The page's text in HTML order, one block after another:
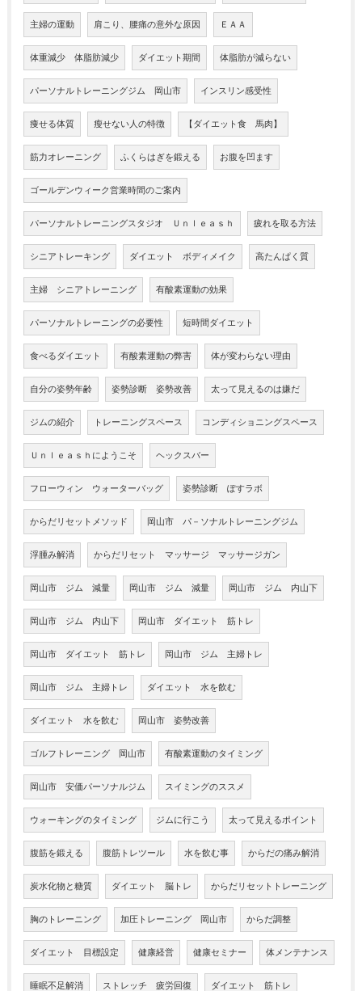
主婦の運動 肩こり、腰痛の意外な原因 ＥＡＡ
体重減少 体脂肪減少 ダイエット期間 体脂肪が減らない
パーソナルトレーニングジム 岡山市 インスリン感受性
痩せる体質 瘦せない人の特徴 【ダイエット食 馬肉】
筋力オレーニング ふくらはぎを鍛える お腹を凹ます
ゴールデンウィーク営業時間のご案内
パーソナルトレーニングスタジオ Ｕｎｌｅａｓｈ 疲れを取る方法
シニアトレーキング ダイエット ボディメイク 高たんぱく質
主婦 シニアトレーニング 有酸素運動の効果
パーソナルトレーニングの必要性 短時間ダイエット
食べるダイエット 有酸素運動の弊害 体が変わらない理由
自分の姿勢年齢 姿勢診断 姿勢改善 太って見えるのは嫌だ
ジムの紹介 トレーニングスペース コンディショニングスペース
Ｕｎｌｅａｓｈにようこそ ヘックスバー
フローウィン ウォーターバッグ 姿勢診断 ぽすラボ
からだリセットメソッド 岡山市 パ－ソナルトレーニングジム
浮腫み解消 からだリセット マッサージ マッサージガン
岡山市 ジム 減量 岡山市 ジム 減量 岡山市 ジム 内山下
岡山市 ジム 内山下 岡山市 ダイエット 筋トレ
岡山市 ダイエット 筋トレ 岡山市 ジム 主婦トレ
岡山市 ジム 主婦トレ ダイエット 水を飲む
ダイエット 水を飲む 岡山市 姿勢改善
ゴルフトレーニング 岡山市 有酸素運動のタイミング
岡山市 安価パーソナルジム スイミングのススメ
ウォーキングのタイミング ジムに行こう 太って見えるポイント
腹筋を鍛える 腹筋トレツール 水を飲む事 からだの痛み解消
炭水化物と糖質 ダイエット 脳トレ からだリセットトレーニング
胸のトレーニング 加圧トレーニング 岡山市 からだ調整
ダイエット 目標設定 健康経営 健康セミナー 体メンテナンス
睡眠不足解消 ストレッチ 疲労回復 ダイエット 筋トレ